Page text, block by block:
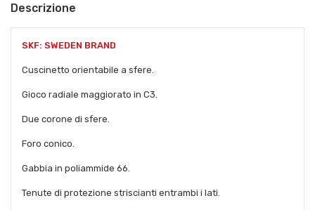
Descrizione
SKF: SWEDEN BRAND
Cuscinetto orientabile a sfere.
Gioco radiale maggiorato in C3.
Due corone di sfere.
Foro conico.
Gabbia in poliammide 66.
Tenute di protezione striscianti entrambi i lati.